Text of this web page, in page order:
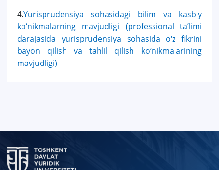
4.Yurisprudensiya sohasidagi bilim va kasbiy
ko‘nikmalarning mavjudligi (professional ta’limi
darajasida yurisprudensiya sohasida o‘z fikrini
bayon qilish va tahlil qilish ko‘nikmalarining
mavjudligi)